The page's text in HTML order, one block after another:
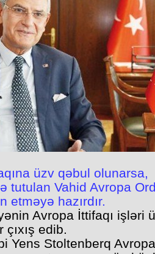
üzv qəbul olunarsa,
tutulan Vahid Avropa
etməyə hazırdır.
Avropa İttifaqı işləri
edib.
Yens Stoltenberq Avropa